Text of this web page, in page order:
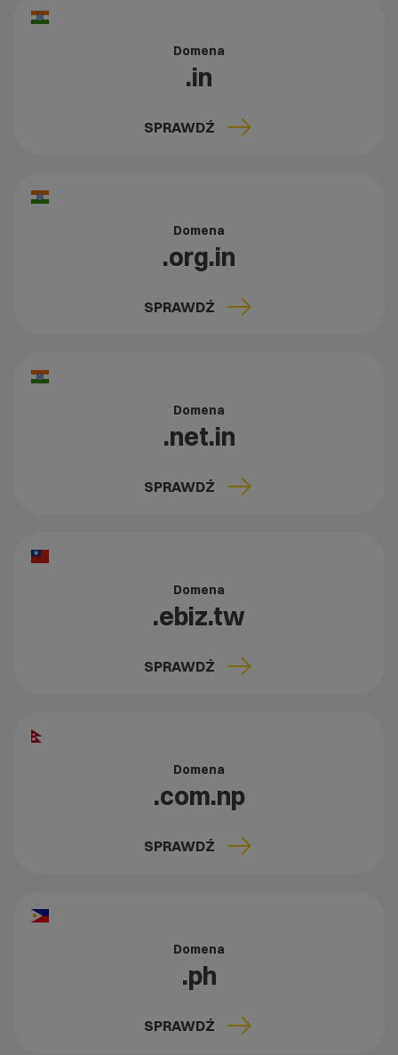
Domena
.in
SPRAWDŹ
Domena
.org.in
SPRAWDŹ
Domena
.net.in
SPRAWDŹ
Domena
.ebiz.tw
SPRAWDŹ
Domena
.com.np
SPRAWDŹ
Domena
.ph
SPRAWDŹ